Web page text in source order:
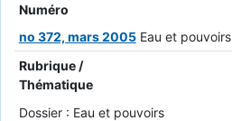
Numéro
no 372, mars 2005 Eau et pouvoirs
Rubrique /
Thématique
Dossier : Eau et pouvoirs